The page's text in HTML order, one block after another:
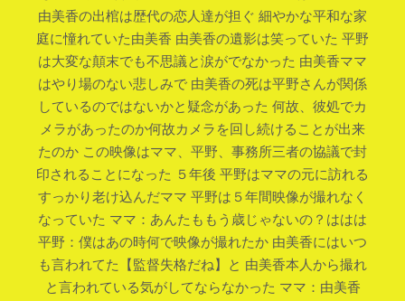
由美香の出棺は歴代の恋人達が担ぐ 細やかな平和な家
庭に憧れていた由美香 由美香の遺影は笑っていた 平野
は大変な顛末でも不思議と涙がでなかった 由美香ママ
はやり場のない悲しみで 由美香の死は平野さんが関係
しているのではないかと疑念があった 何故、彼処でカ
メラがあったのか何故カメラを回し続けることが出来
たのか この映像はママ、平野、事務所三者の協議で封
印されることになった ５年後 平野はママの元に訪れる
すっかり老け込んだママ 平野は５年間映像が撮れなく
なっていた ママ：あんたももう歳じゃないの？ははは
平野：僕はあの時何で映像が撮れたか 由美香にはいつ
も言われてた【監督失格だね】と 由美香本人から撮れ
と言われている気がしてならなかった ママ：由美香